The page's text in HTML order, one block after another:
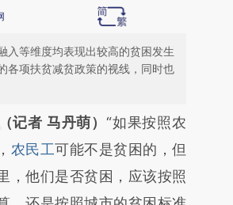
入等维度均表现出较高的贫困发生
各项扶贫减贫政策的视线，同时也
增加这段话：本文由第三方
财新文章
zW5rAyDv]
记者 马丹萌）“如果按照农
农民工可能不是贫困的，但
，他们是否贫困，应该按照